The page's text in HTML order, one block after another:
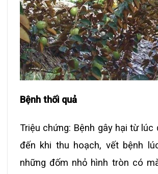
Bệnh thối quả
Triệu chứng: Bệnh gây hại từ lúc
đến khi thu hoạch, vết bệnh
những đốm nhỏ hình tròn có